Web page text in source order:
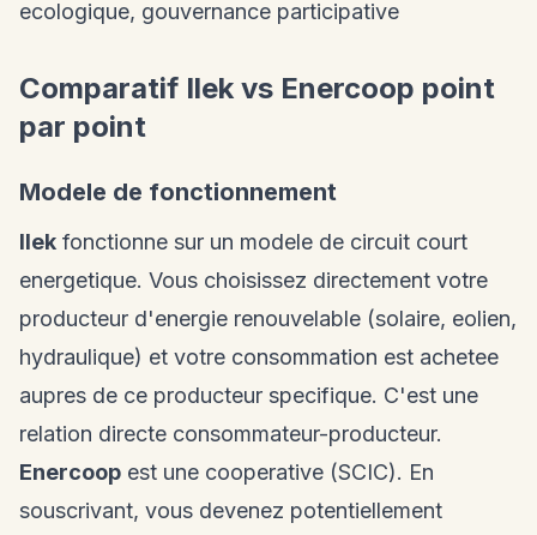
ecologique, gouvernance participative
Comparatif Ilek vs Enercoop point
par point
Modele de fonctionnement
Ilek fonctionne sur un modele de circuit court
energetique. Vous choisissez directement votre
producteur d'energie renouvelable (solaire, eolien,
hydraulique) et votre consommation est achetee
aupres de ce producteur specifique. C'est une
relation directe consommateur-producteur.
Enercoop est une cooperative (SCIC). En
souscrivant, vous devenez potentiellement